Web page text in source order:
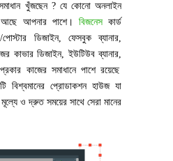
খুঁজছেন ? যে কোনো অনলাইন
আছে আপনার পাশে। বিজনেসকার্ড
পোস্টার ডিজাইন, ফেসবুক ব্যানার,
কাভার ডিজাইন, ইউটিউব ব্যানার,
কাজের সমাধানে পাশে রয়েছে
বিশ্বমানের প্রোডাকশন হাউজ যা
ও দ্রুত সময়ের সাথে সেরা মানের